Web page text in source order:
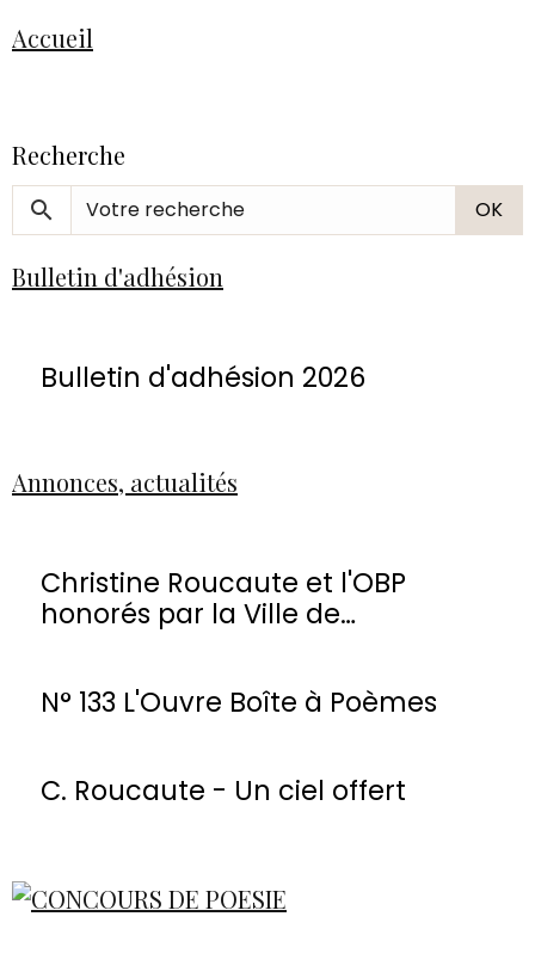
Accueil
Recherche
OK
Bulletin d'adhésion
Bulletin d'adhésion 2026
Annonces, actualités
Christine Roucaute et l'OBP
honorés par la Ville de
N° 133 L'Ouvre Boîte à Poèmes
C. Roucaute - Un ciel offert